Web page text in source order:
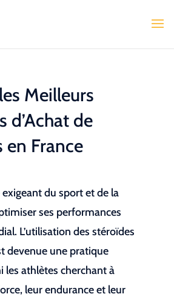
Meilleurs
d’Achat de
en France
du sport et de la
ses performances
L’utilisation des stéroïdes
devenue une pratique
les athlètes cherchant à
leur endurance et leur